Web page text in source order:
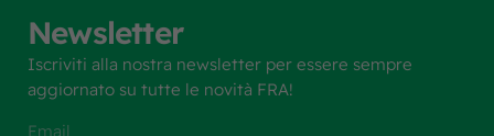
Newsletter
Iscriviti alla nostra newsletter per essere sempre
aggiornato su tutte le novità FRA!